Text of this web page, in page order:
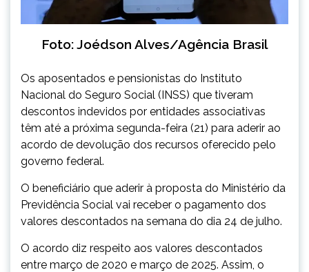
Foto: Joédson Alves/Agência Brasil
Os aposentados e pensionistas do Instituto
Nacional do Seguro Social (INSS) que tiveram
descontos indevidos por entidades associativas
têm até a próxima segunda-feira (21) para aderir ao
acordo de devolução dos recursos oferecido pelo
governo federal.
O beneficiário que aderir à proposta do Ministério da
Previdência Social vai receber o pagamento dos
valores descontados na semana do dia 24 de julho.
O acordo diz respeito aos valores descontados
entre março de 2020 e março de 2025. Assim, o